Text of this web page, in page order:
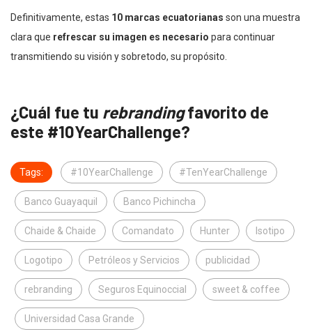
Definitivamente, estas 10 marcas ecuatorianas son una muestra
clara que refrescar su imagen es necesario para continuar
transmitiendo su visión y sobretodo, su propósito.
¿Cuál fue tu rebrandingfavorito de
este #10YearChallenge?
Tags: #10YearChallenge #TenYearChallenge
Banco Guayaquil Banco Pichincha
Chaide & Chaide Comandato Hunter Isotipo
Logotipo Petróleos y Servicios publicidad
rebranding Seguros Equinoccial sweet & coffee
Universidad Casa Grande